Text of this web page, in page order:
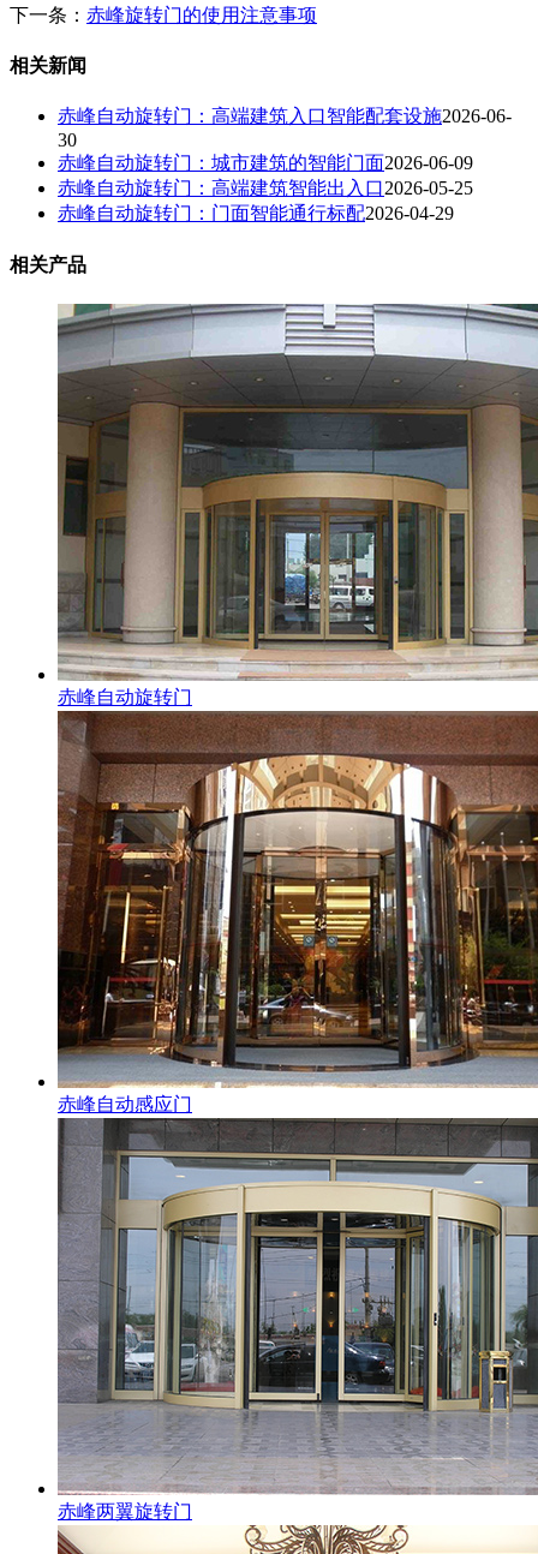
下一条： 赤峰旋转门的使用注意事项
相关新闻
赤峰自动旋转门：高端建筑入口智能配套设施2026-06-
30
赤峰自动旋转门：城市建筑的智能门面2026-06-09
赤峰自动旋转门：高端建筑智能出入口2026-05-25
赤峰自动旋转门：门面智能通行标配2026-04-29
相关产品
赤峰自动旋转门
赤峰自动感应门
赤峰两翼旋转门